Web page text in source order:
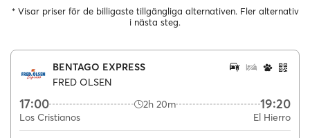
* Visar priser för de billigaste tillgängliga alternativen. Fler alternativ
i nästa steg.
BENTAGO EXPRESS
FRED OLSEN
17:00 2h 20m 19:20
Los Cristianos El Hierro